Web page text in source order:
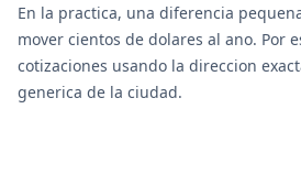
En la practica, una diferencia
mover cientos de dolares al ano. Por
cotizaciones usando la direccion
generica de la ciudad.